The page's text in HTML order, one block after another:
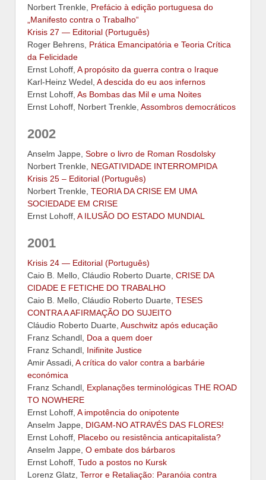
Norbert Trenkle, Prefácio à edição portuguesa do
„Manifesto contra o Trabalho“
Krisis 27 — Editorial (Português)
Roger Behrens, Prática Emancipatória e Teoria Crítica
da Felicidade
Ernst Lohoff, A propósito da guerra contra o Iraque
Karl-Heinz Wedel, A descida do eu aos infernos
Ernst Lohoff, As Bombas das Mil e uma Noites
Ernst Lohoff, Norbert Trenkle, Assombros democráticos
2002
Anselm Jappe, Sobre o livro de Roman Rosdolsky
Norbert Trenkle, NEGATIVIDADE INTERROMPIDA
Krisis 25 – Editorial (Português)
Norbert Trenkle, TEORIA DA CRISE EM UMA
SOCIEDADE EM CRISE
Ernst Lohoff, A ILUSÃO DO ESTADO MUNDIAL
2001
Krisis 24 — Editorial (Português)
Caio B. Mello, Cláudio Roberto Duarte, CRISE DA
CIDADE E FETICHE DO TRABALHO
Caio B. Mello, Cláudio Roberto Duarte, TESES
CONTRA A AFIRMAÇÃO DO SUJEITO
Cláudio Roberto Duarte, Auschwitz após educação
Franz Schandl, Doa a quem doer
Franz Schandl, Inifinite Justice
Amir Assadi, A crítica do valor contra a barbárie
económica
Franz Schandl, Explanações terminológicas THE ROAD
TO NOWHERE
Ernst Lohoff, A impotência do onipotente
Anselm Jappe, DIGAM-NO ATRAVÉS DAS FLORES!
Ernst Lohoff, Placebo ou resistência anticapitalista?
Anselm Jappe, O embate dos bárbaros
Ernst Lohoff, Tudo a postos no Kursk
Lorenz Glatz, Terror e Retaliação: Paranóia contra